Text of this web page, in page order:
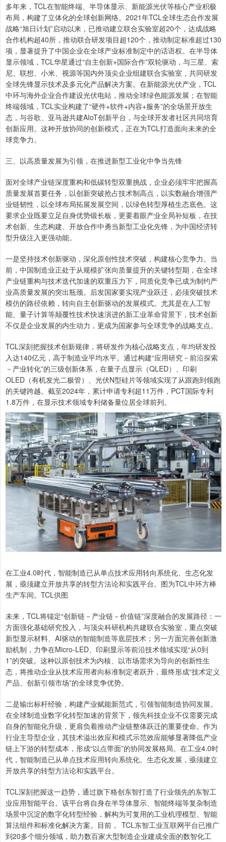
多年来，TCL在智能终端、半导体显示、新能源光伏等核心产业积极
布局，构建了立体化的全球创新网络。2021年TCL全球生态合作发展
战略“旭日计划”启动以来，已推动建立联合实验室超20个，达成战略
合作机构超40所，推动联合研发项目超120个，推动制定标准超过130
项，显著提升了中国企业在全球产业标准制定中的话语权。在半导体
显示领域，TCL华星通过“自主创新+国际合作”双轮驱动，与三星、索
尼、联想、小米、视源等国内外顶尖企业组建联合实验室，共同研发
全球先锋显示技术及多元化产品解决方案。在新能源光伏产业，TCL
中环与海外企业合作建设光伏电站，推动全球绿色能源发展；在智能
终端领域，TCL实业构建了“硬件+软件+内容+服务”的全场景开放生
态，与谷歌、亚马逊共建AIoT创新平台，与全球开发者社区共同培育
创新应用。这种开放协同的创新模式，正在为TCL打造面向未来的全
球竞争力。
三、以高质量发展为引领，在推进新型工业化中争当先锋
面对全球产业链深度重构和低碳转型双重挑战，企业必须牢牢把握高
质量发展首要任务，以创新突破抢占技术制高点，以实数融合增强产
业链韧性，以全球布局拓展发展空间，以绿色转型厚植生态底色。这
要求企业既要立足自身优势锻长板，更要着眼产业全局补短板，在技
术创新、生态构建、开放合作中勇当新型工业化先锋，为中国经济转
型升级注入更强动能。
一是坚持技术创新驱动，深化原创性技术突破，构建核心竞争力。当
前，中国制造业正处于从规模扩张向质量提升的关键转型期，在全球
产业链重构与技术迭代加速的双重压力下，同质化竞争已成为制约产
业高质量发展的突出瓶颈。后发国家要实现产业跃迁，必须突破技术
模仿的路径依赖，转向自主创新驱动的发展模式。尤其是在人工智
能、量子计算等颠覆性技术快速演进的新工业革命背景下，技术创新
不仅是企业发展的内生动力，更成为国家参与全球竞争的战略支点。
TCL深刻把握技术创新规律，将研发作为核心战略支点，年均研发投
入达140亿元，高于制造业平均水平。通过构建“应用研究－前沿探索
－产业转化”的三级创新体系，在量子点显示（QLED）、印刷
OLED（有机发光二极管）、光伏N型硅片等领域实现了从跟跑到领跑
的关键跨越。截至2024年，累计申请专利超11万件，PCT国际专利
1.8万件，在显示技术领域专利储备量位居全球前列。
在工业4.0时代，智能制造已从单点技术应用转向系统化、生态化发
展，亟须建立开放共享的转型方法论和实践平台。图为TCL中环方棒
生产车间。TCL供图
未来，TCL将锚定“创新链－产业链－价值链”深度融合的发展路径：一
方面强化基础研究投入，与顶尖科研机构共建联合实验室，重点突破
新型显示材料、AI驱动的智能制造等底层技术；另一方面完善创新激
励机制，力争在Micro-LED、印刷显示等前沿技术领域实现“从0到
1”的突破。这种以原创技术为内核、以市场需求为导向的创新性生
态，将推动企业从技术应用者向标准制定者跃升，最终形成“技术定义
产品、创新引领市场”的全球竞争优势。
二是输出标杆经验，构建产业赋能新范式，引领智能制造协同发展。
在全球制造业数字化转型加速的背景下，领先科技企业不仅需要完成
自身的智能化升级，更肩负着推动产业链整体跃迁的重要使命。作为
行业主导型企业，其技术溢出效应和模式示范效应能够显著降低产业
链上下游的转型成本，形成“以点带面”的协同发展格局。在工业4.0时
代，智能制造已从单点技术应用转向系统化、生态化发展，亟须建立
开放共享的转型方法论和实践平台。
TCL深刻把握这一趋势，通过旗下格创东智打造了行业领先的东智工
业应用智能平台。该平台将自身在半导体显示、智能终端等复杂制造
场景中沉淀的数字化转型经验，解构为可复用的工业机理模型、智能
算法组件和标准化解决方案。目前， TCL东智工业互联网平台已推广
到20多个细分领域，助力数百家大型制造企业建成全面的数智化工